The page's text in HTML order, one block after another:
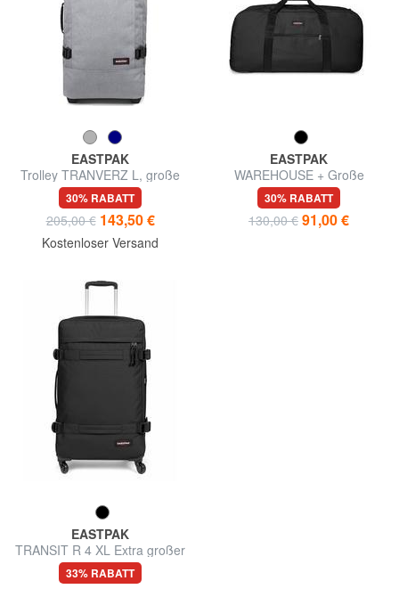
EASTPAK
Trolley TRANVERZ L, große
Größe, mit TSA
30% RABATT
205,00 € 143,50 €
Kostenloser Versand
EASTPAK
WAREHOUSE + Große
Trolley-Tasche
30% RABATT
130,00 € 91,00 €
EASTPAK
TRANSIT R 4 XL Extra großer
Trolley
33% RABATT